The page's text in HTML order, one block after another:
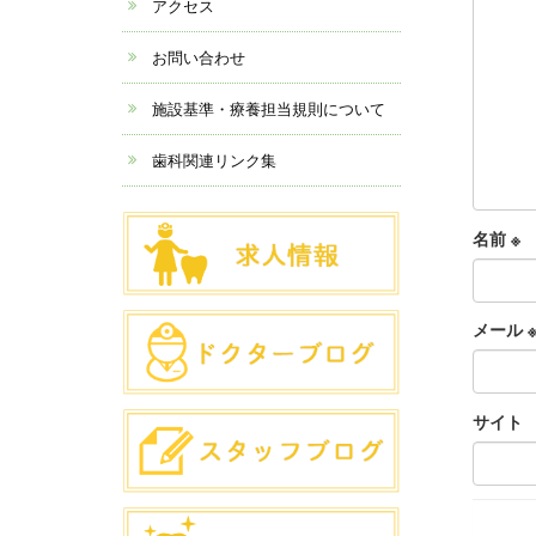
名前 ※
メール※
サイト
アクセス
お問い合わせ
施設基準・療養担当規則について
歯科関連リンク集